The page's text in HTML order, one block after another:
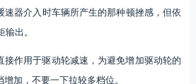
速器介入时车辆所产生的那种顿挫感，但依
出。
接作用于驱动轮减速，为避免增加驱动轮的
加，不要一下拉较多档位。